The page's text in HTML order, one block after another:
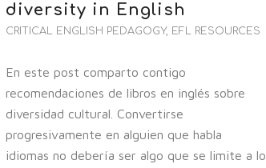
diversity in English
CRITICAL ENGLISH PEDAGOGY, EFL RESOURCES
En este post comparto contigo
recomendaciones de libros en inglés sobre
diversidad cultural. Convertirse
progresivamente en alguien que habla
idiomas no debería ser algo que se limite a lo